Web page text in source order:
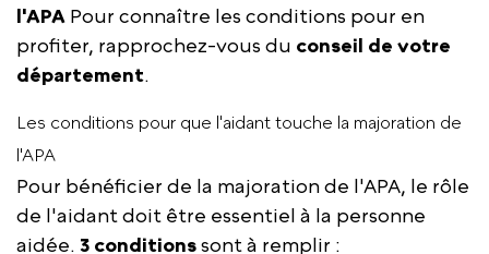
l'APA Pour connaître les conditions pour en
profiter, rapprochez-vous du conseil de votre
département.
Les conditions pour que l'aidant touche la majoration de
l'APA
Pour bénéficier de la majoration de l'APA, le rôle
de l'aidant doit être essentiel à la personne
aidée. 3 conditionssont à remplir :